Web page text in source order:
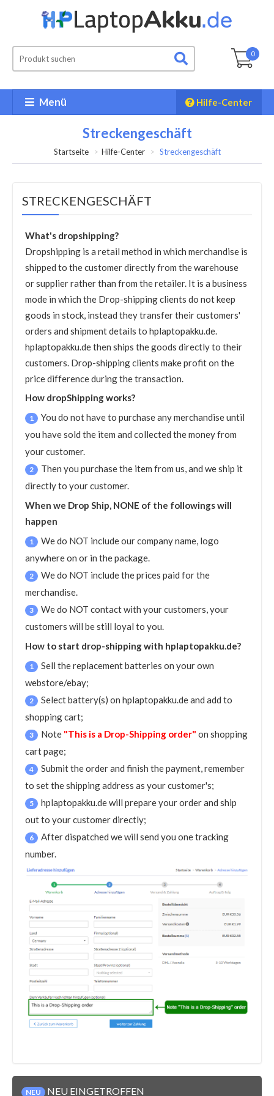
0
Menü Hilfe-Center
Streckengeschäft
Startseite Hilfe-Center Streckengeschäft
STRECKENGESCHÄFT
What's dropshipping?
Dropshipping is a retail method in which merchandise is
shipped to the customer directly from the warehouse
or supplier rather than from the retailer. It is a business
mode in which the Drop-shipping clients do not keep
goods in stock, instead they transfer their customers'
orders and shipment details to hplaptopakku.de.
hplaptopakku.de then ships the goods directly to their
customers. Drop-shipping clients make profit on the
price difference during the transaction.
How dropShipping works?
1
You do not have to purchase any merchandise until
you have sold the item and collected the money from
your customer.
2
Then you purchase the item from us, and we ship it
directly to your customer.
When we Drop Ship, NONE of the followings will
happen
1
We do NOT include our company name, logo
anywhere on or in the package.
2
We do NOT include the prices paid for the
merchandise.
3
We do NOT contact with your customers, your
customers will be still loyal to you.
How to start drop-shipping with hplaptopakku.de?
1
Sell the replacement batteries on your own
webstore/ebay;
2
Select battery(s) on hplaptopakku.de and add to
shopping cart;
3 Note "This is a Drop-Shipping order" on shopping
cart page;
4
Submit the order and finish the payment, remember
to set the shipping address as your customer's;
5
hplaptopakku.de will prepare your order and ship
out to your customer directly;
6
After dispatched we will send you one tracking
number.
NEU NEU EINGETROFFEN